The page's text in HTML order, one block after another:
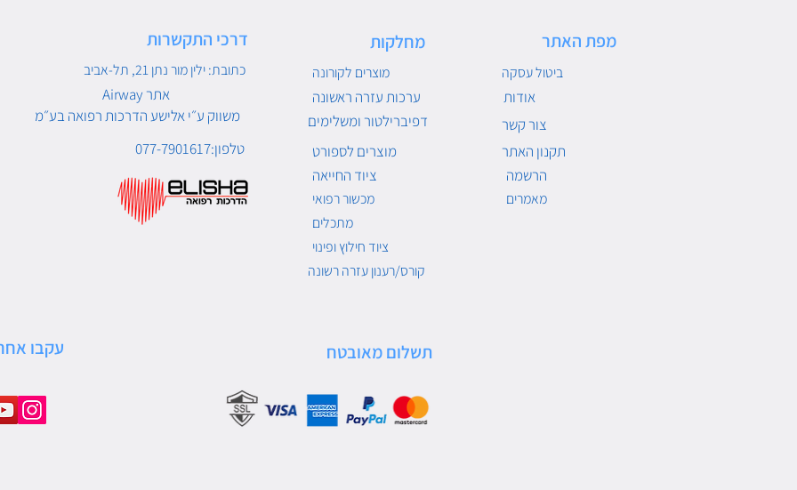
דרכי התקשרות
כתובת: ילין מור נתן 21, תל-אביב
Airway אתר
משווק ע״י אלישע הדרכות רפואה בע״מ
טלפון:077-7901617
מחלקות
מוצרים לקורונה
ערכות עזרה ראשונה
דפיברילטור ומשלימים
מוצרים לספורט
ציוד החייאה
מכשור רפואי
מתכלים
ציוד חילוץ ופינוי
קורס/רענון עזרה רשונה
מפת האתר
ביטול עסקה
אודות
צור קשר
תקנון האתר
הרשמה
מאמרים
עקבו תשלום מאובטח